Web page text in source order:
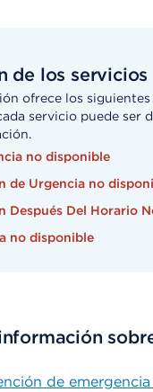
de los servicios
ofrece los
servicio puede ser
no disponible
de Urgencia no
Después Del Horario
no disponible
de